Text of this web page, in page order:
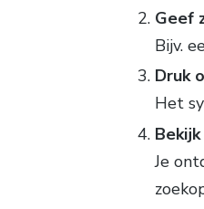
Geef
Bijv.
Druk
Het
Je